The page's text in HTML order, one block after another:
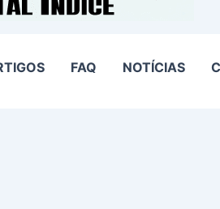
FAQ NOTÍCIAS